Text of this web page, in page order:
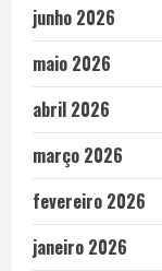
junho 2026
maio 2026
abril 2026
março 2026
fevereiro 2026
janeiro 2026